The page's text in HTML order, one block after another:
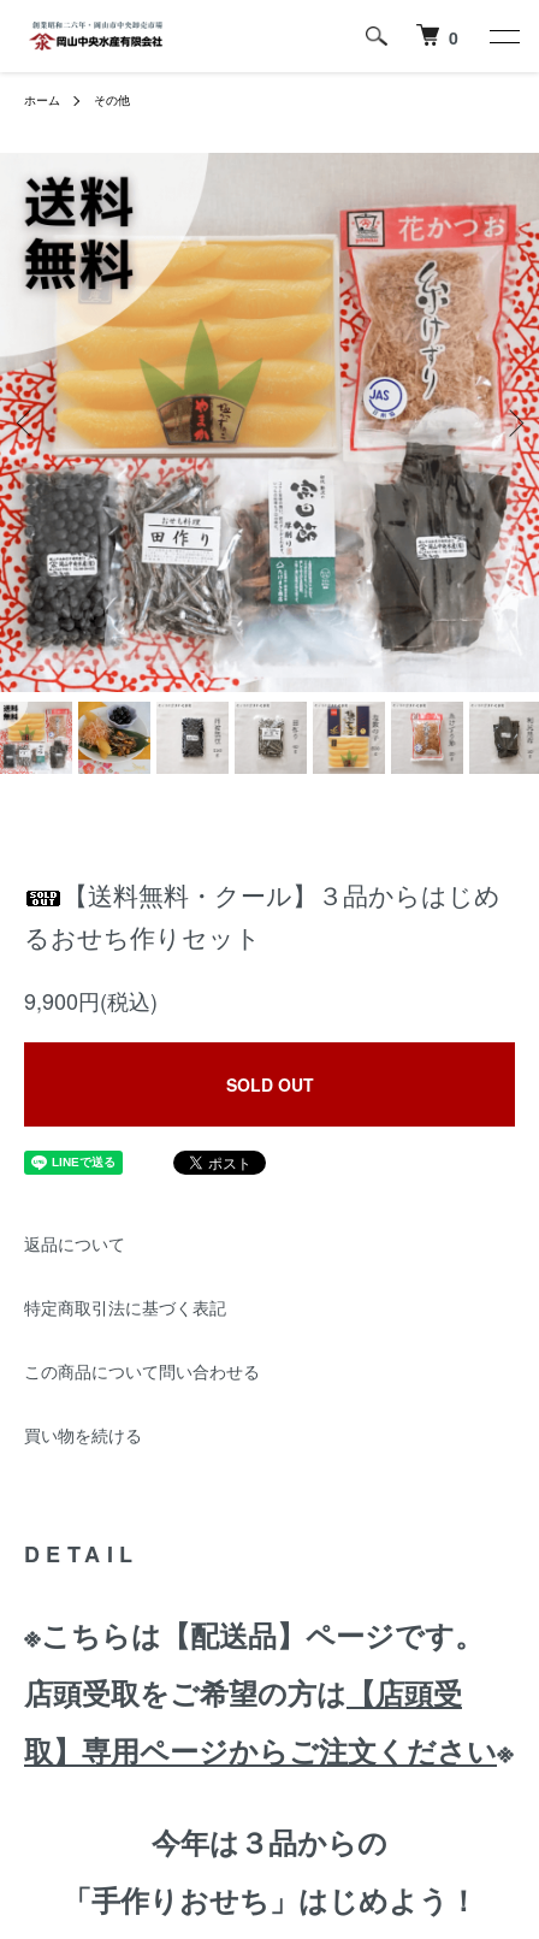
0
ホーム その他
【送料無料・クール】３品からはじめ
るおせち作りセット
9,900円(税込)
SOLD OUT
返品について
特定商取引法に基づく表記
この商品について問い合わせる
買い物を続ける
DETAIL
※こちらは【配送品】ページです。
店頭受取をご希望の方は 【店頭受
取】専用ページからご注文ください※
今年は３品からの
「手作りおせち」はじめよう！